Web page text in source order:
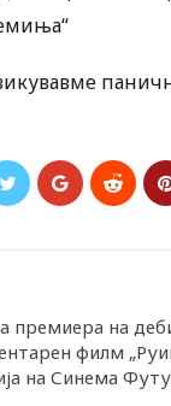
премиера на
филм
на Синема